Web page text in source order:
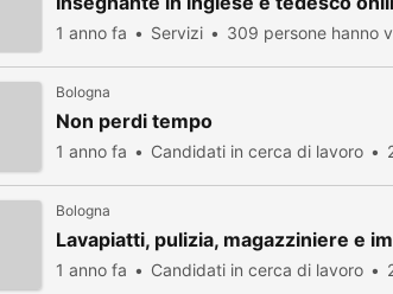
1 anno fa Servizi 309 persone hanno
Bologna
Non perdi tempo
1 anno fa Candidati in cerca di lavoro
Bologna
Lavapiatti, pulizia, magazziniere e
1 anno fa Candidati in cerca di lavoro